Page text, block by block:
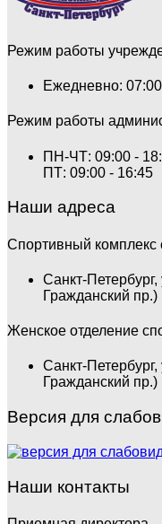
Режим работы
Ежедневно:
Режим работы
ПН-ЧТ: 09:00 -
ПТ: 09:00 - 16:45
Наши адреса
Спортивный комплекс
Санкт-
Гражданский пр.)
Женское отделение
Санкт-
Гражданский пр.)
Версия для
Наши контакты